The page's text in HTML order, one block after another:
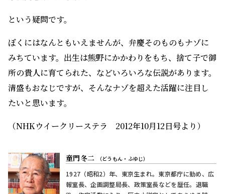
という疑問です。
ぼくにはなんともいえませんが、弁慶そのものもナゾに
みちています。出生は熊野にかかわりをもち、捨て子で御
所の貴人に育てられた、などいろいろな伝説があります。
清盛もおなじですが、そんなナゾを超えた活躍に注目し
たいと思います。
（NHKウイークリーステラ 2012年10月12日号より）
童門冬二 （どうもん・ふゆじ）
1927（昭和2）年、東京生まれ。東京都庁に勤め、広
報室長、企画調整局長、政策室長などを歴任。退職